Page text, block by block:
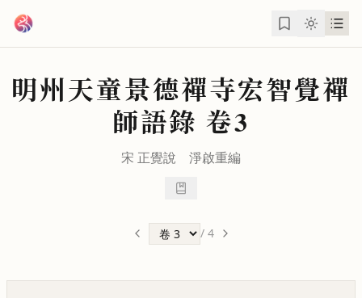
明州天童景德禪寺宏智覺禪
師語錄 卷3
宋 正覺說 淨啟重編
/ 4